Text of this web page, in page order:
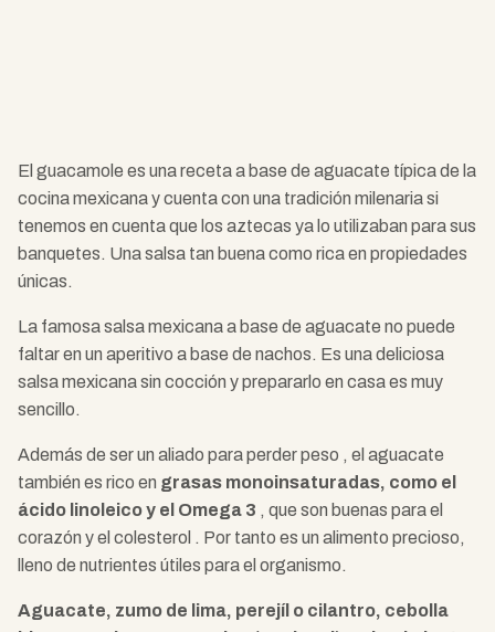
El guacamole es una receta a base de aguacate típica de la
cocina mexicana y cuenta con una tradición milenaria si
tenemos en cuenta que los aztecas ya lo utilizaban para sus
banquetes. Una salsa tan buena como rica en propiedades
únicas.
La famosa salsa mexicana a base de aguacate no puede
faltar en un aperitivo a base de nachos. Es una deliciosa
salsa mexicana sin cocción y prepararlo en casa es muy
sencillo.
Además de ser un aliado para perder peso , el aguacate
también es rico en grasas monoinsaturadas, como el
ácido linoleico y el Omega 3 , que son buenas para el
corazón y el colesterol . Por tanto es un alimento precioso,
lleno de nutrientes útiles para el organismo.
Aguacate, zumo de lima, perejíl o cilantro, cebolla